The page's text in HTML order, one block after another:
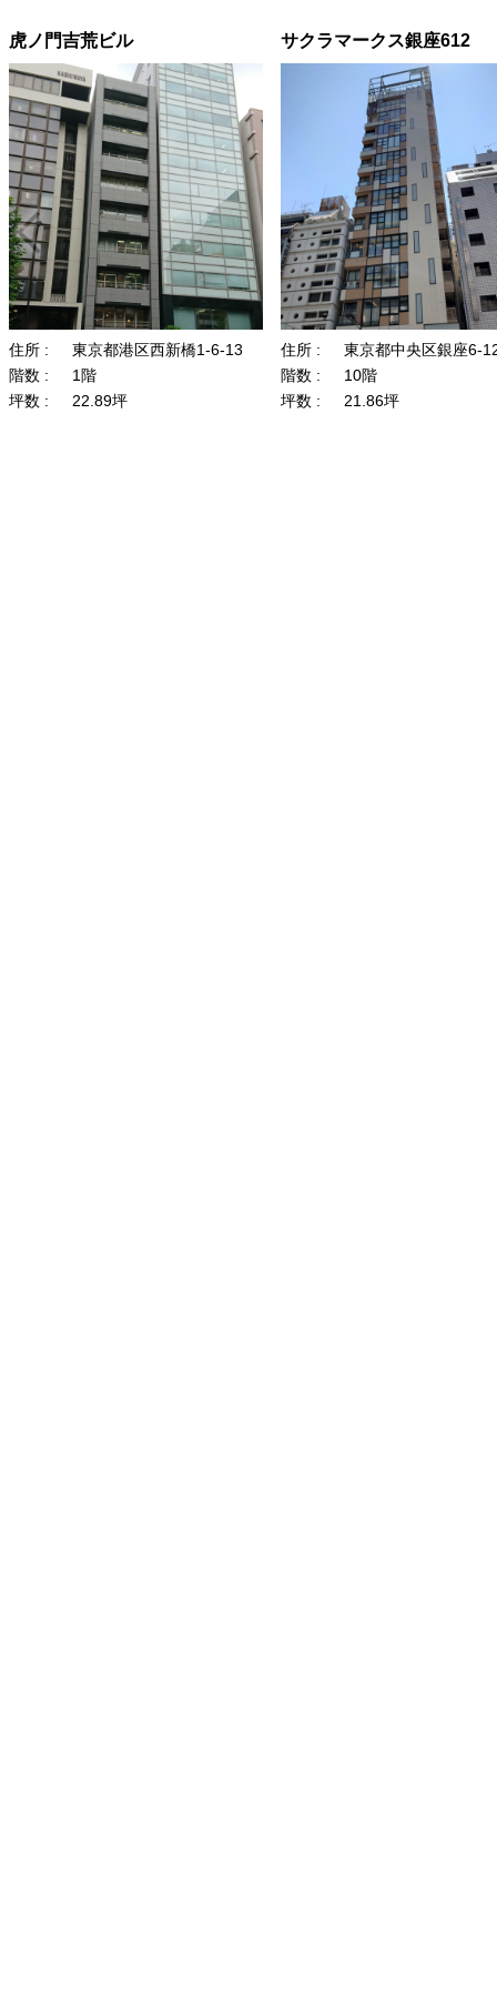
虎ノ門吉荒ビル
住所 :
東京都港区西新橋1-6-13
階数 :
1階
坪数 :
22.89坪
サクラマークス銀座612
住所 :
東京都中央区銀座6-
階数 :
10階
坪数 :
21.86坪